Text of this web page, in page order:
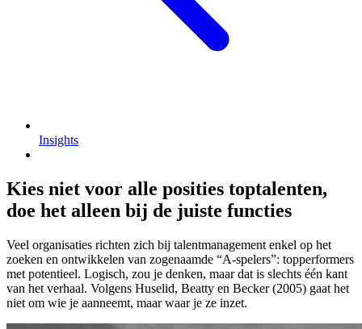
Insights
Kies niet voor alle posities toptalenten,
doe het alleen bij de juiste functies
Veel organisaties richten zich bij talentmanagement enkel op het
zoeken en ontwikkelen van zogenaamde “A-spelers”: topperformers
met potentieel. Logisch, zou je denken, maar dat is slechts één kant
van het verhaal. Volgens Huselid, Beatty en Becker (2005) gaat het
niet om wie je aanneemt, maar waar je ze inzet.